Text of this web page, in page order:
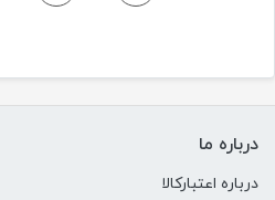
درباره ما
درباره اعتبارکالا